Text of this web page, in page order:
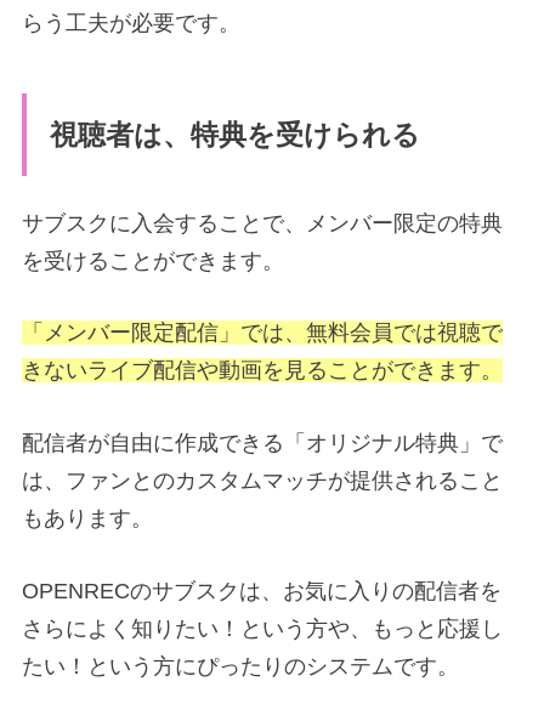
らう工夫が必要です。
視聴者は、特典を受けられる
サブスクに入会することで、メンバー限定の特典
を受けることができます。
「メンバー限定配信」では、無料会員では視聴で
きないライブ配信や動画を見ることができます。
配信者が自由に作成できる「オリジナル特典」で
は、ファンとのカスタムマッチが提供されること
もあります。
OPENRECのサブスクは、お気に入りの配信者を
さらによく知りたい！という方や、もっと応援し
たい！という方にぴったりのシステムです。